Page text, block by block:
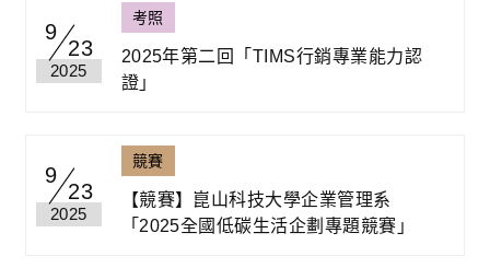
2025
9
23
考照
2025年第二回「TIMS行銷專業能力認
證」
2025
9
23
競賽
【競賽】崑山科技大學企業管理系
「2025全國低碳生活企劃專題競賽」